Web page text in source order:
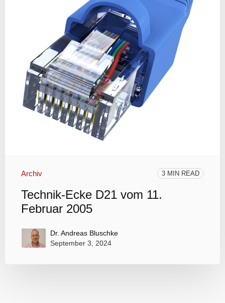
Archiv 3 MIN READ
Technik-Ecke D21 vom 11.
Februar 2005
Dr. Andreas Bluschke
September 3, 2024